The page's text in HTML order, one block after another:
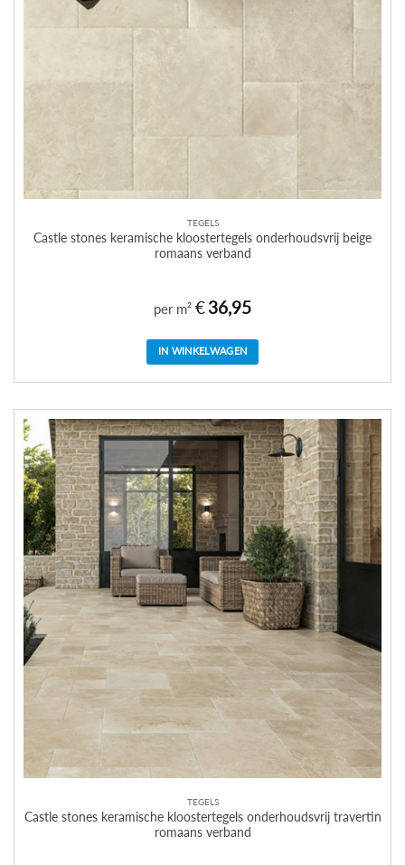
TEGELS
Castle stones keramische kloostertegels onderhoudsvrij beige
romaans verband
per m² €36,95
IN WINKELWAGEN
TEGELS
Castle stones keramische kloostertegels onderhoudsvrij travertin
romaans verband